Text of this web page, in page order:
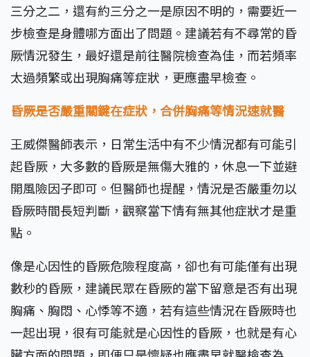
三分之二，還有約三分之一是原因不明的，需要近一
步檢查是身體哪方面出了問題。建議若有不尋常的昏
厥情況發生，最好還是前往醫院檢查為佳，而若頻率
太過頻繁或出現胸痛等症狀，更應盡早檢查。
昏厥是否嚴重關鍵在症狀，合併胸痛等情況速就醫
王威傑醫師表示，日常生活中有不少情況都有可能引
起昏厥，大多數的昏厥是無傷大雅的，休息一下並避
開風險因子即可。但醫師也提醒，情況是否嚴重勿以
昏厥時間長短判斷，觀察當下情有無其他症狀才是重
點。
像是心因性的昏厥危險程度高，卻也有可能僅有出現
數秒的昏厥，建議民眾在昏厥的當下留意是否有出現
胸痛、胸悶、心悸等不適，若有這些情況在昏厥時也
一起出現，很有可能就是心因性的昏厥，也就是有心